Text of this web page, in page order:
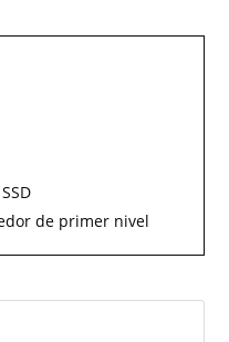
de primer nivel